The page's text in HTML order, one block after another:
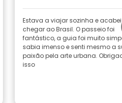
Estava a viajar sozinha e
chegar ao Brasil. O passeio foi
fantástico, a guia foi muito
sabia imenso e senti mesmo a
paixão pela arte urbana.
isso